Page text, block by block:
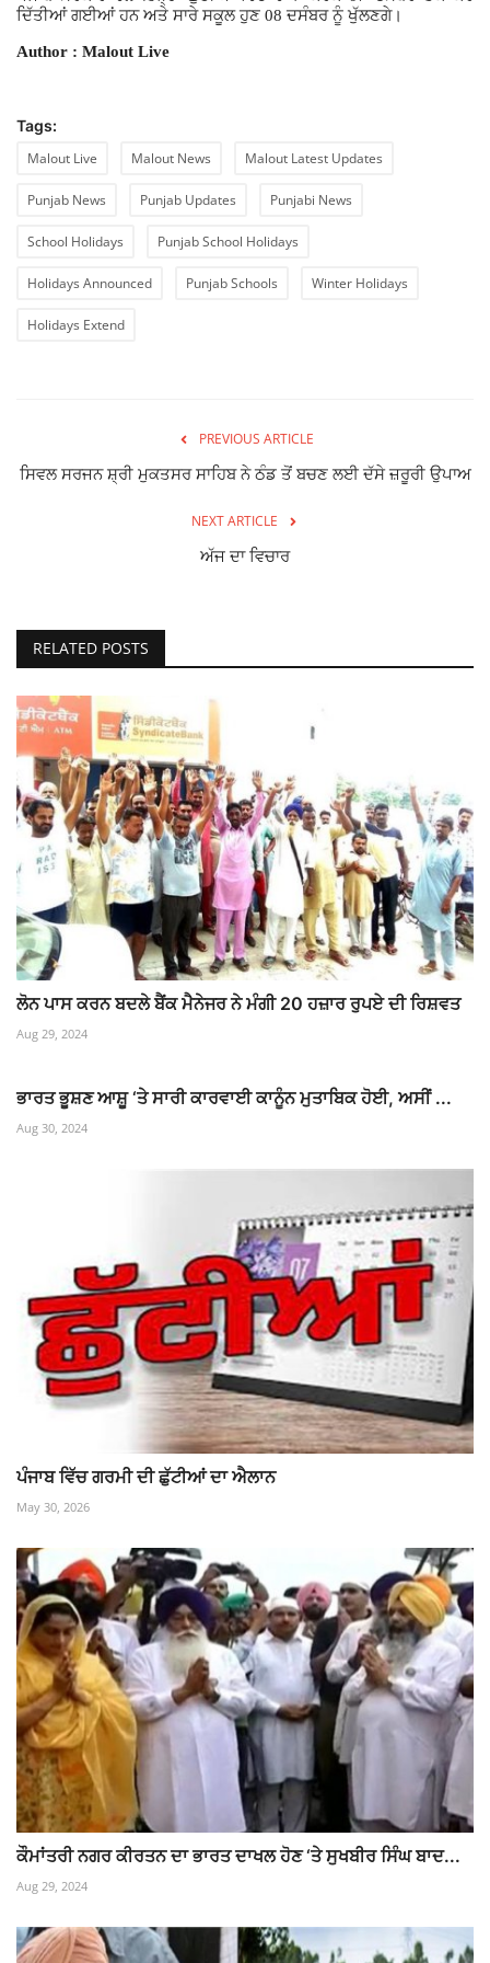
ਦਿੱਤੀਆਂ ਗਈਆਂ ਹਨ ਅਤੇ ਸਾਰੇ ਸਕੂਲ ਹੁਣ 08 ਦਸੰਬਰ ਨੂੰ ਖੁੱਲਣਗੇ।
Author : Malout Live
Tags:
Malout Live
Malout News Malout Latest Updates
Punjab News Punjab Updates Punjabi News
School Holidays Punjab School Holidays
Holidays Announced Punjab Schools Winter Holidays
Holidays Extend
PREVIOUS ARTICLE
ਸਿਵਲ ਸਰਜਨ ਸ਼੍ਰੀ ਮੁਕਤਸਰ ਸਾਹਿਬ ਨੇ ਠੰਡ ਤੋਂ ਬਚਣ ਲਈ ਦੱਸੇ ਜ਼ਰੂਰੀ ਉਪਾਅ
NEXT ARTICLE
ਅੱਜ ਦਾ ਵਿਚਾਰ
RELATED POSTS
ਲੋਨ ਪਾਸ ਕਰਨ ਬਦਲੇ ਬੈਂਕ ਮੈਨੇਜਰ ਨੇ ਮੰਗੀ 20 ਹਜ਼ਾਰ ਰੁਪਏ ਦੀ ਰਿਸ਼ਵਤ
Aug 29, 2024
ਭਾਰਤ ਭੂਸ਼ਣ ਆਸ਼ੂ ‘ਤੇ ਸਾਰੀ ਕਾਰਵਾਈ ਕਾਨੂੰਨ ਮੁਤਾਬਿਕ ਹੋਈ, ਅਸੀਂ ...
Aug 30, 2024
ਪੰਜਾਬ ਵਿੱਚ ਗਰਮੀ ਦੀ ਛੁੱਟੀਆਂ ਦਾ ਐਲਾਨ
May 30, 2026
ਕੌਮਾਂਤਰੀ ਨਗਰ ਕੀਰਤਨ ਦਾ ਭਾਰਤ ਦਾਖਲ ਹੋਣ ‘ਤੇ ਸੁਖਬੀਰ ਸਿੰਘ ਬਾਦ...
Aug 29, 2024